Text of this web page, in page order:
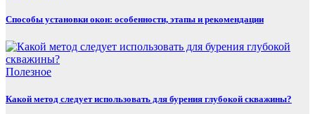
Способы установки окон: особенности, этапы и рекомендации
Полезнoe
Какой метод следует использовать для бурения глубокой скважины?